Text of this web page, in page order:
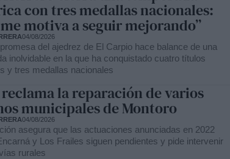
con tres medallas nacionales:
me motiva a seguir mejorando”
04/08/2026
del ajedrez de El Carpio hace balance de una
inolvidable en la que ha conquistado cuatro títulos
y tres medallas nacionales
reclama la reparación de varios
municipales de Montoro
04/08/2026
asegura que las actuaciones anunciadas en 2022
y Los Frailes siguen pendientes y pide intervenir
rurales